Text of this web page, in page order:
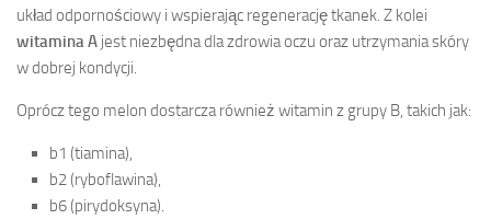
układ odpornościowy i wspierając regenerację tkanek. Z kolei
witamina A jest niezbędna dla zdrowia oczu oraz utrzymania skóry
w dobrej kondycji.
Oprócz tego melon dostarcza również witamin z grupy B, takich jak:
b1 (tiamina),
b2 (ryboflawina),
b6 (pirydoksyna).